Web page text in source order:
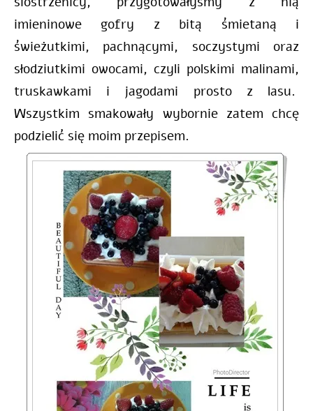
imieninowe gofry z bitą śmietaną i
świeżutkimi, pachnącymi, soczystymi oraz
słodziutkimi owocami, czyli polskimi malinami,
truskawkami i jagodami prosto z lasu.
Wszystkim smakowały wybornie zatem chcę
podzielić się moim przepisem.